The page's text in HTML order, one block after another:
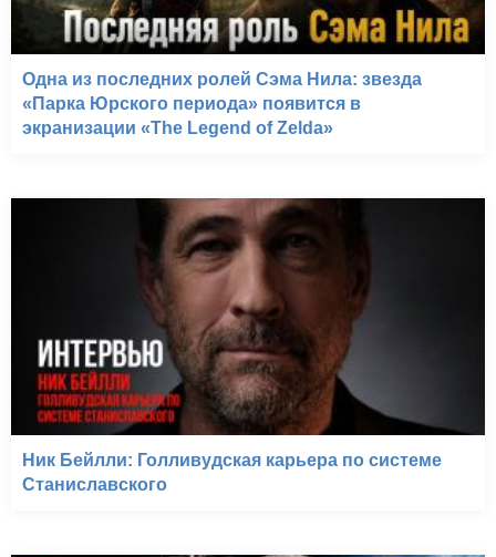
Одна из последних ролей Сэма Нила: звезда
«Парка Юрского периода» появится в
экранизации «The Legend of Zelda»
Ник Бейлли: Голливудская карьера по системе
Станиславского